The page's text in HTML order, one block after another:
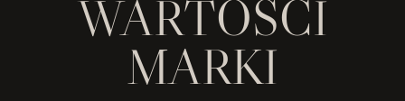
WARTOŚCI
MARKI